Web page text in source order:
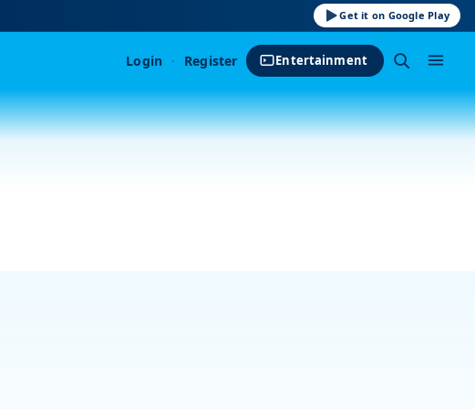
Get it on Google Play
Login · Register Entertainment